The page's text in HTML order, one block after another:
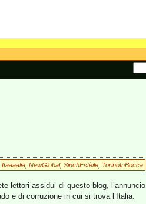
Itaaaalia NewGlobal, SinchËstèile TorinoInBocca
lettori assidui di questo blog, l’annuncio
e di corruzione in cui si trova l’Italia.